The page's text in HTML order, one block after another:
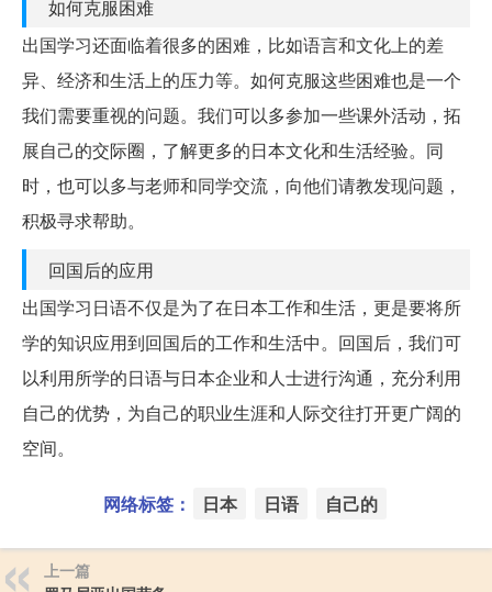
如何克服困难
出国学习还面临着很多的困难，比如语言和文化上的差
异、经济和生活上的压力等。如何克服这些困难也是一个
我们需要重视的问题。我们可以多参加一些课外活动，拓
展自己的交际圈，了解更多的日本文化和生活经验。同
时，也可以多与老师和同学交流，向他们请教发现问题，
积极寻求帮助。
回国后的应用
出国学习日语不仅是为了在日本工作和生活，更是要将所
学的知识应用到回国后的工作和生活中。回国后，我们可
以利用所学的日语与日本企业和人士进行沟通，充分利用
自己的优势，为自己的职业生涯和人际交往打开更广阔的
空间。
网络标签： 日本 日语 自己的
上一篇